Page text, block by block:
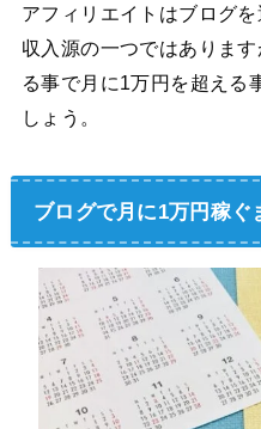
アフィリエイトはブログ
収入源の一つではありま
る事で月に1万円を超える
しょう。
ブログで月に1万円稼ぐ